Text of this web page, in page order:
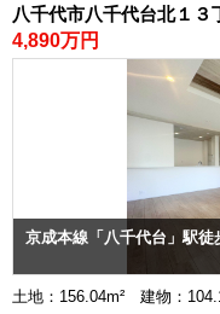
八千代市八千代台北１
4,890万円
京成本線「八千代台」駅徒
土地：156.04m² 建物：